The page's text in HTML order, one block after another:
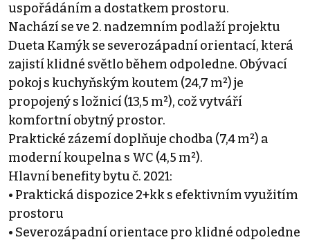
uspořádáním a dostatkem prostoru.
Nachází se ve 2. nadzemním podlaží projektu
Dueta Kamýk se severozápadní orientací, která
zajistí klidné světlo během odpoledne. Obývací
pokoj s kuchyňským koutem (24,7 m²) je
propojený s ložnicí (13,5 m²), což vytváří
komfortní obytný prostor.
Praktické zázemí doplňuje chodba (7,4 m²) a
moderní koupelna s WC (4,5 m²).
Hlavní benefity bytu č. 2021:
• Praktická dispozice 2+kk s efektivním využitím
prostoru
• Severozápadní orientace pro klidné odpoledne